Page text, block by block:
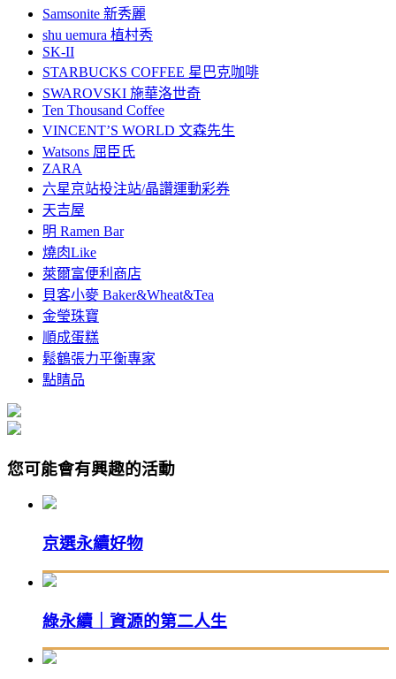
Samsonite 新秀麗
shu uemura 植村秀
SK-II
STARBUCKS COFFEE 星巴克咖啡
SWAROVSKI 施華洛世奇
Ten Thousand Coffee
VINCENT’S WORLD 文森先生
Watsons 屈臣氏
ZARA
六星京站投注站/晶讚運動彩券
天吉屋
明 Ramen Bar
燒肉Like
萊爾富便利商店
貝客小麥 Baker&Wheat&Tea
金瑩珠寶
順成蛋糕
鬆鶴張力平衡專家
點睛品
您可能會有興趣的活動
京選永續好物
綠永續｜資源的第二人生